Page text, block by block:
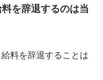
を辞退するのは当
料を辞退することは